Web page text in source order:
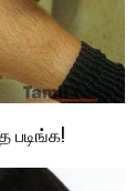
படிங்க!